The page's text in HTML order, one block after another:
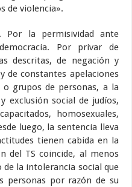
de violencia».
Por la permisividad ante
Por privar de
descritas, de negación y
de constantes apelaciones
grupos de personas, a la
exclusión social de judíos,
homosexuales,
luego, la sentencia lleva
tienen cabida en la
del TS coincide, al menos
la intolerancia social que
personas por razón de su